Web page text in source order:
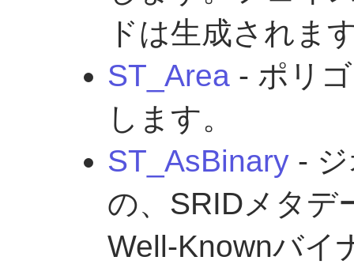
ドは生成されま
ST_Area - ポリ
します。
ST_AsBinary -
の、SRIDメタデ
Well-Knownバイ